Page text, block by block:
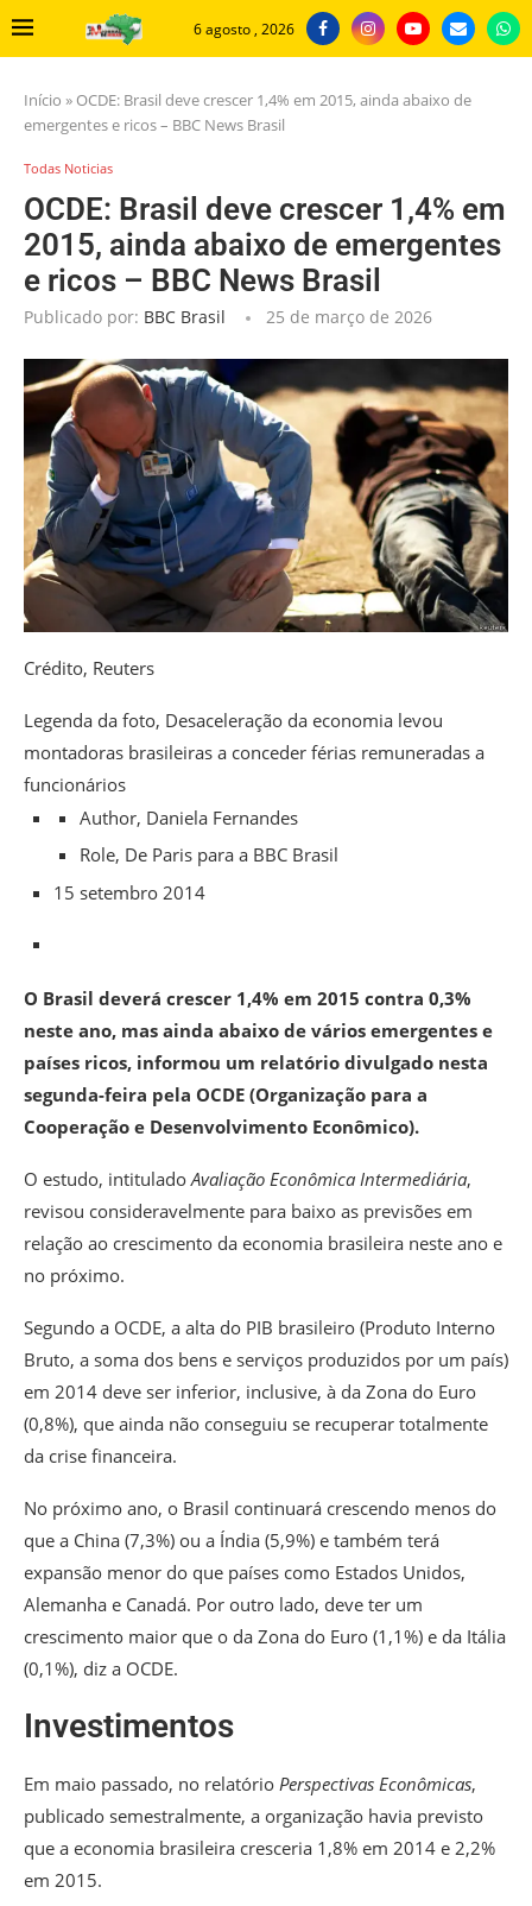
6 agosto , 2026
Início » OCDE: Brasil deve crescer 1,4% em 2015, ainda abaixo de
emergentes e ricos – BBC News Brasil
Todas Noticias
OCDE: Brasil deve crescer 1,4% em
2015, ainda abaixo de emergentes
e ricos – BBC News Brasil
Publicado por: BBC Brasil 25 de março de 2026
Crédito, Reuters
Legenda da foto, Desaceleração da economia levou
montadoras brasileiras a conceder férias remuneradas a
funcionários
Author, Daniela Fernandes
Role, De Paris para a BBC Brasil
15 setembro 2014
O Brasil deverá crescer 1,4% em 2015 contra 0,3%
neste ano, mas ainda abaixo de vários emergentes e
países ricos, informou um relatório divulgado nesta
segunda-feira pela OCDE (Organização para a
Cooperação e Desenvolvimento Econômico).
O estudo, intitulado Avaliação Econômica Intermediária,
revisou consideravelmente para baixo as previsões em
relação ao crescimento da economia brasileira neste ano e
no próximo.
Segundo a OCDE, a alta do PIB brasileiro (Produto Interno
Bruto, a soma dos bens e serviços produzidos por um país)
em 2014 deve ser inferior, inclusive, à da Zona do Euro
(0,8%), que ainda não conseguiu se recuperar totalmente
da crise financeira.
No próximo ano, o Brasil continuará crescendo menos do
que a China (7,3%) ou a Índia (5,9%) e também terá
expansão menor do que países como Estados Unidos,
Alemanha e Canadá. Por outro lado, deve ter um
crescimento maior que o da Zona do Euro (1,1%) e da Itália
(0,1%), diz a OCDE.
Investimentos
Em maio passado, no relatório Perspectivas Econômicas,
publicado semestralmente, a organização havia previsto
que a economia brasileira cresceria 1,8% em 2014 e 2,2%
em 2015.